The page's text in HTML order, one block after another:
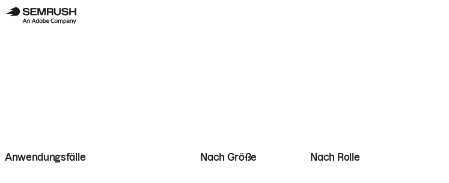
Anwendungsfälle Nach Größe Nach Rolle